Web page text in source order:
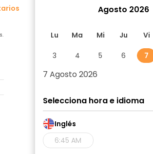
Agosto 2026
Lu Ma Mi Ju Vi
3 4 5 6 7
7 Agosto 2026
Selecciona hora e idioma
Inglés
6:45 AM